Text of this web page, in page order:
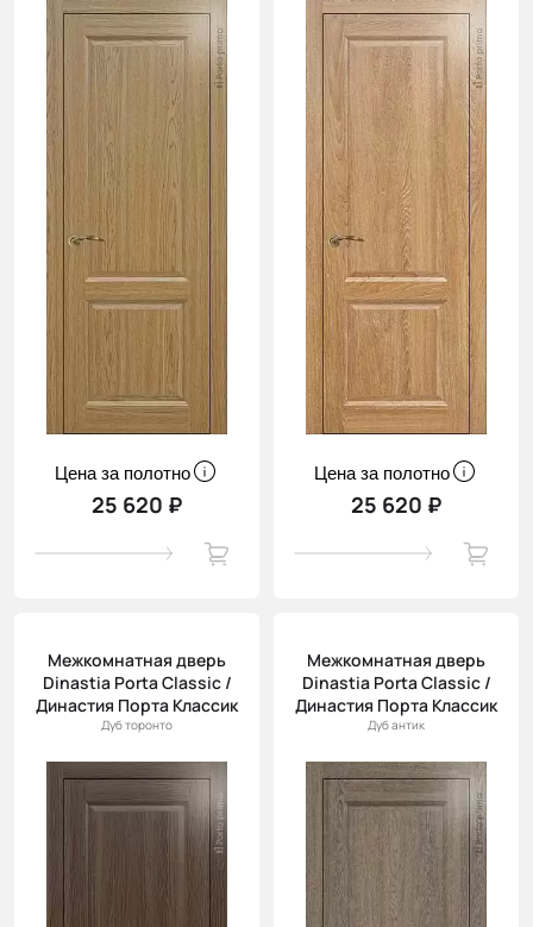
Цена за полотно
25 620 ₽
Цена за полотно
25 620 ₽
Межкомнатная дверь
Dinastia Porta Classic /
Династия Порта Классик
Дуб торонто
Межкомнатная дверь
Dinastia Porta Classic /
Династия Порта Классик
Дуб антик